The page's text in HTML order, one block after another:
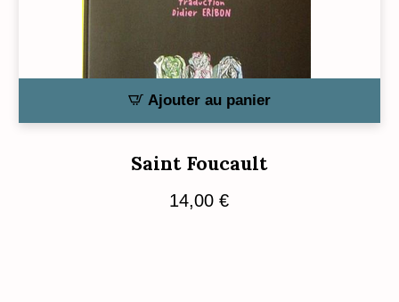
Ajouter au panier
Saint Foucault
14,00 €